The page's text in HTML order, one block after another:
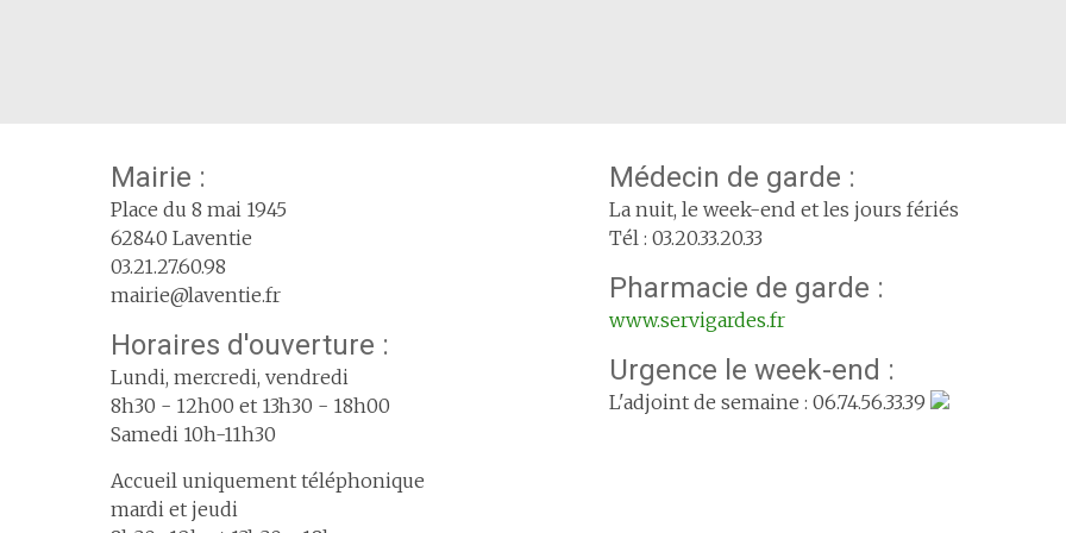
Mairie :
Place du 8 mai 1945
62840 Laventie
03.21.27.60.98
mairie@laventie.fr
Horaires d'ouverture :
Lundi, mercredi, vendredi
8h30 - 12h00 et 13h30 - 18h00
Samedi 10h-11h30
Accueil uniquement téléphonique
mardi et jeudi
Médecin de garde :
La nuit, le week-end et les jours fériés
Tél : 03.20.33.20.33
Pharmacie de garde :
www.servigardes.fr
Urgence le week-end :
L'adjoint de semaine : 06.74.56.33.39